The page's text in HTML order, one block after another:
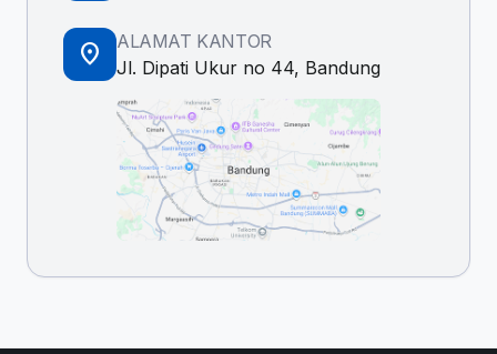
location_on
ALAMAT KANTOR
Jl. Dipati Ukur no 44, Bandung